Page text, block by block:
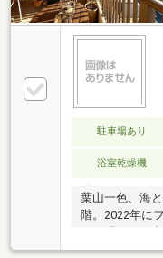
駐車場あり
浴室乾燥機
葉山一色、海
階。2022年に
た、明るく日
す。室内は厳